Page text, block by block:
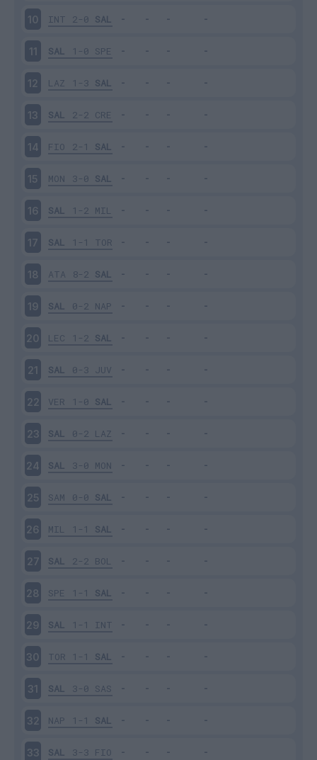
10 INT 2-0 SAL
11 SAL 1-0 SPE
12 LAZ 1-3 SAL
13 SAL 2-2 CRE
14 FIO 2-1 SAL
15 MON 3-0 SAL
16 SAL 1-2 MIL
17 SAL 1-1 TOR
18 ATA 8-2 SAL
19 SAL 0-2 NAP
20 LEC 1-2 SAL
21 SAL 0-3 JUV
22 VER 1-0 SAL
23 SAL 0-2 LAZ
24 SAL 3-0 MON
25 SAM 0-0 SAL
26 MIL 1-1 SAL
27 SAL 2-2 BOL
28 SPE 1-1 SAL
29 SAL 1-1 INT
30 TOR 1-1 SAL
31 SAL 3-0 SAS
32 NAP 1-1 SAL
33 SAL 3-3 FIO